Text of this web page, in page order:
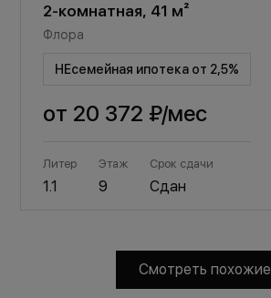
2-комнатная, 41 м²
Флора
НЕсемейная ипотека от 2,5%
от 20 372 ₽/мес
Литер
1.1
Этаж
9
Срок сдачи
Сдан
Смотреть похожие